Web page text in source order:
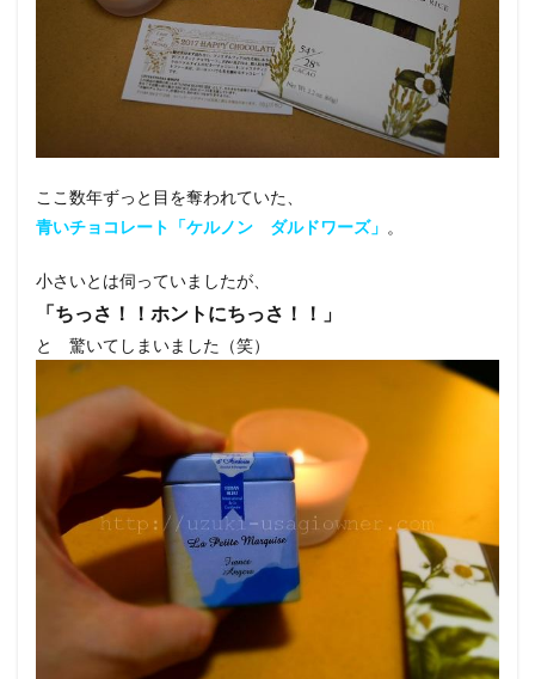
ここ数年ずっと目を奪われていた、
青いチョコレート「ケルノン ダルドワーズ」 。
小さいとは伺っていましたが、
「ちっさ！！ホントにちっさ！！」
と 驚いてしまいました（笑）